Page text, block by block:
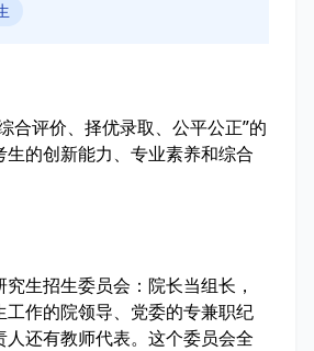
合评价、择优录取、公平公正”的
生的创新能力、专业素养和综合
生招生委员会：院长当组长，
工作的院领导、党委的专兼职纪
人还有教师代表。这个委员会全